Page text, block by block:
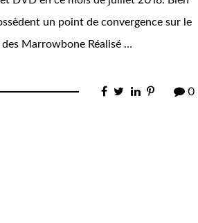
un point de convergence sur le
Marrowbone Réalisé …
0